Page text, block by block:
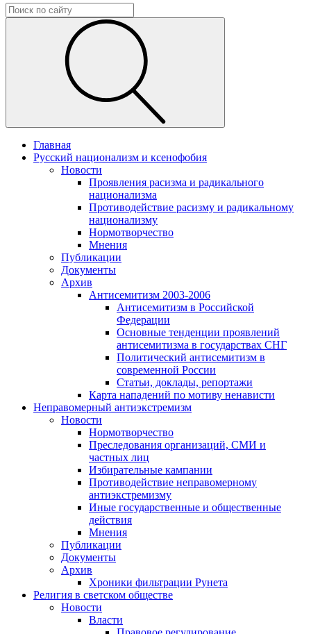
Главная
Русский национализм и ксенофобия
Новости
Проявления расизма и радикального
национализма
Противодействие расизму и радикальному
национализму
Нормотворчество
Мнения
Публикации
Документы
Архив
Антисемитизм 2003-2006
Антисемитизм в Российской
Федерации
Основные тенденции проявлений
антисемитизма в государствах СНГ
Политический антисемитизм в
современной России
Статьи, доклады, репортажи
Карта нападений по мотиву ненависти
Неправомерный антиэкстремизм
Новости
Нормотворчество
Преследования организаций, СМИ и
частных лиц
Избирательные кампании
Противодействие неправомерному
антиэкстремизму
Иные государственные и общественные
действия
Мнения
Публикации
Документы
Архив
Хроники фильтрации Рунета
Религия в светском обществе
Новости
Власти